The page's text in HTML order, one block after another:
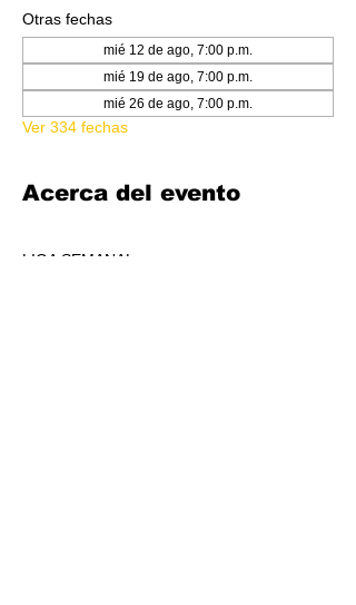
Otras fechas
mié 12 de ago, 7:00 p.m.
mié 19 de ago, 7:00 p.m.
mié 26 de ago, 7:00 p.m.
Ver 334 fechas
Acerca del evento
LIGA SEMANAL